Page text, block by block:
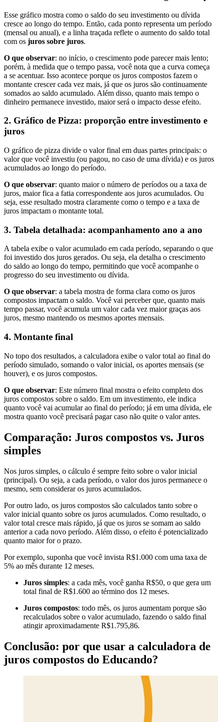
Esse gráfico mostra como o saldo do seu investimento ou dívida
cresce ao longo do tempo. Então, cada ponto representa um período
(mensal ou anual), e a linha traçada reflete o aumento do saldo total
com os juros sobre juros.
O que observar: no início, o crescimento pode parecer mais lento;
porém, à medida que o tempo passa, você nota que a curva começa
a se acentuar. Isso acontece porque os juros compostos fazem o
montante crescer cada vez mais, já que os juros são continuamente
somados ao saldo acumulado. Além disso, quanto mais tempo o
dinheiro permanece investido, maior será o impacto desse efeito.
2. Gráfico de Pizza: proporção entre investimento e
juros
O gráfico de pizza divide o valor final em duas partes principais: o
valor que você investiu (ou pagou, no caso de uma dívida) e os juros
acumulados ao longo do período.
O que observar: quanto maior o número de períodos ou a taxa de
juros, maior fica a fatia correspondente aos juros acumulados. Ou
seja, esse resultado mostra claramente como o tempo e a taxa de
juros impactam o montante total.
3. Tabela detalhada: acompanhamento ano a ano
A tabela exibe o valor acumulado em cada período, separando o que
foi investido dos juros gerados. Ou seja, ela detalha o crescimento
do saldo ao longo do tempo, permitindo que você acompanhe o
progresso do seu investimento ou dívida.
O que observar: a tabela mostra de forma clara como os juros
compostos impactam o saldo. Você vai perceber que, quanto mais
tempo passar, você acumula um valor cada vez maior graças aos
juros, mesmo mantendo os mesmos aportes mensais.
4. Montante final
No topo dos resultados, a calculadora exibe o valor total ao final do
período simulado, somando o valor inicial, os aportes mensais (se
houver), e os juros compostos.
O que observar: Este número final mostra o efeito completo dos
juros compostos sobre o saldo. Em um investimento, ele indica
quanto você vai acumular ao final do período; já em uma dívida, ele
mostra quanto você precisará pagar caso não quite o valor antes.
Comparação: Juros compostos vs. Juros
simples
Nos juros simples, o cálculo é sempre feito sobre o valor inicial
(principal). Ou seja, a cada período, o valor dos juros permanece o
mesmo, sem considerar os juros acumulados.
Por outro lado, os juros compostos são calculados tanto sobre o
valor inicial quanto sobre os juros acumulados. Como resultado, o
valor total cresce mais rápido, já que os juros se somam ao saldo
anterior a cada novo período. Além disso, o efeito é potencializado
quanto maior for o prazo.
Por exemplo, suponha que você invista R$1.000 com uma taxa de
5% ao mês durante 12 meses.
Juros simples: a cada mês, você ganha R$50, o que gera um
total final de R$1.600 ao término dos 12 meses.
Juros compostos: todo mês, os juros aumentam porque são
recalculados sobre o valor acumulado, fazendo o saldo final
atingir aproximadamente R$1.795,86.
Conclusão: por que usar a calculadora de
juros compostos do Educando?